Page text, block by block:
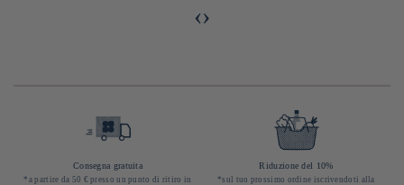
‹›
Consegna gratuita
*a partire da 50 € presso un punto di ritiro in
Riduzione del 10%
*sul tuo prossimo ordine iscrivendoti alla